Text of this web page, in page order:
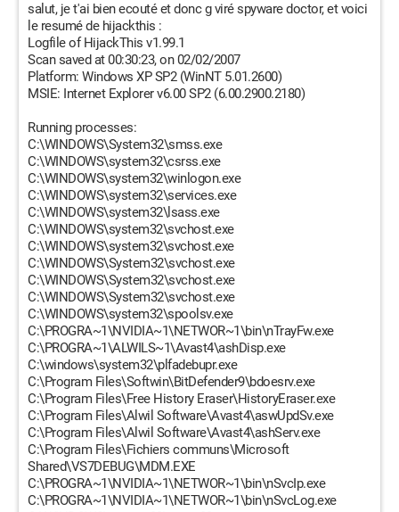
salut, je t'ai bien ecouté et donc g viré spyware doctor, et voici
le resumé de hijackthis :
Logfile of HijackThis v1.99.1
Scan saved at 00:30:23, on 02/02/2007
Platform: Windows XP SP2 (WinNT 5.01.2600)
MSIE: Internet Explorer v6.00 SP2 (6.00.2900.2180)
Running processes:
C:\WINDOWS\System32\smss.exe
C:\WINDOWS\system32\csrss.exe
C:\WINDOWS\system32\winlogon.exe
C:\WINDOWS\system32\services.exe
C:\WINDOWS\system32\lsass.exe
C:\WINDOWS\system32\svchost.exe
C:\WINDOWS\system32\svchost.exe
C:\WINDOWS\System32\svchost.exe
C:\WINDOWS\System32\svchost.exe
C:\WINDOWS\System32\svchost.exe
C:\WINDOWS\system32\spoolsv.exe
C:\PROGRA~1\NVIDIA~1\NETWOR~1\bin\nTrayFw.exe
C:\PROGRA~1\ALWILS~1\Avast4\ashDisp.exe
C:\windows\system32\plfadebupr.exe
C:\Program Files\Softwin\BitDefender9\bdoesrv.exe
C:\Program Files\Free History Eraser\HistoryEraser.exe
C:\Program Files\Alwil Software\Avast4\aswUpdSv.exe
C:\Program Files\Alwil Software\Avast4\ashServ.exe
C:\Program Files\Fichiers communs\Microsoft
Shared\VS7DEBUG\MDM.EXE
C:\PROGRA~1\NVIDIA~1\NETWOR~1\bin\nSvcIp.exe
C:\PROGRA~1\NVIDIA~1\NETWOR~1\bin\nSvcLog.exe